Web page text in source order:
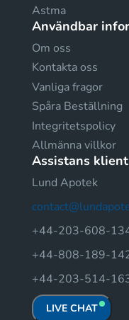
Astma
Användbar
Om oss
Kontakta oss
Vanliga fragor
Spåra Beställning
Integritetspolicy
Allmänna villkor
Assistans klient
Lund Apotek
+44-203-608-
+44-808-189-
+44-203-514-
LIVE CHAT